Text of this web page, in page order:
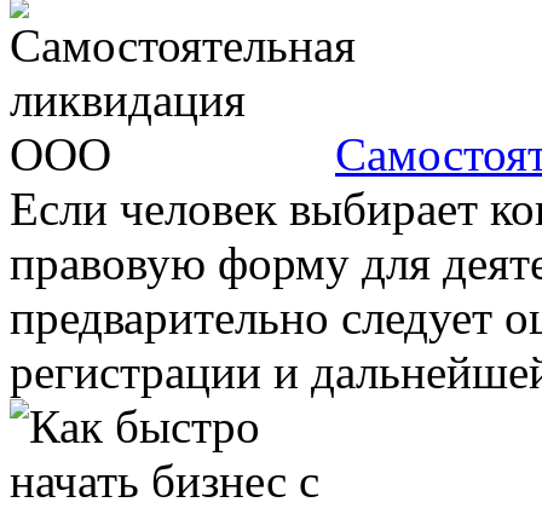
Если человек выбирает
правовую форму для
предварительно следует
регистрации и